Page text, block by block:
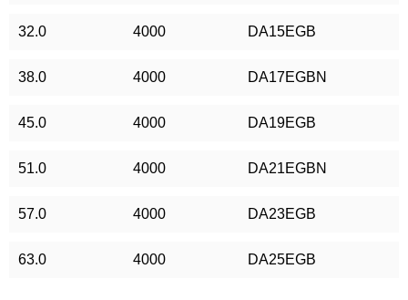
32.0 4000 DA15EGB
38.0 4000 DA17EGBN
45.0 4000 DA19EGB
51.0 4000 DA21EGBN
57.0 4000 DA23EGB
63.0 4000 DA25EGB